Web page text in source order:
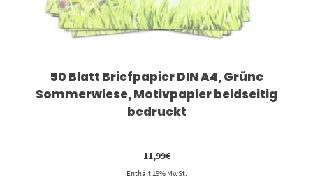
50 Blatt Briefpapier DIN A4, Grüne
Sommerwiese, Motivpapier beidseitig
bedruckt
11,99€
Enthält 19% MwSt.